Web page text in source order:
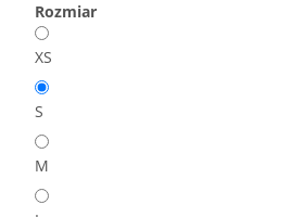
Rozmiar
XS
S
M